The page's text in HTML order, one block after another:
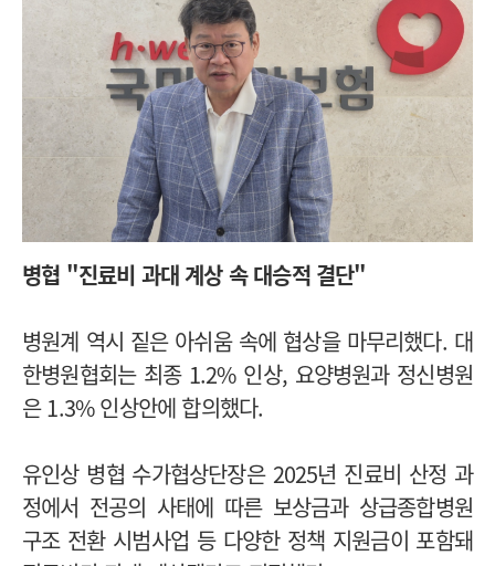
병협 "진료비 과대 계상 속 대승적 결단"
병원계 역시 짙은 아쉬움 속에 협상을 마무리했다. 대
한병원협회는 최종 1.2% 인상, 요양병원과 정신병원
은 1.3% 인상안에 합의했다.
유인상 병협 수가협상단장은 2025년 진료비 산정 과
정에서 전공의 사태에 따른 보상금과 상급종합병원
구조 전환 시범사업 등 다양한 정책 지원금이 포함돼